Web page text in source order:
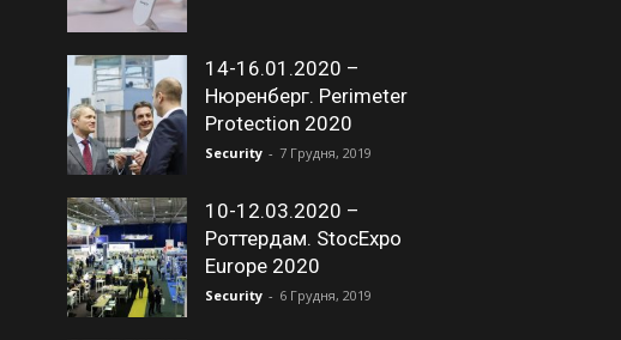
14-16.01.2020 –
Нюренберг. Perimeter
Protection 2020
Security - 7 Грудня, 2019
10-12.03.2020 –
Роттердам. StocExpo
Europe 2020
Security - 6 Грудня, 2019